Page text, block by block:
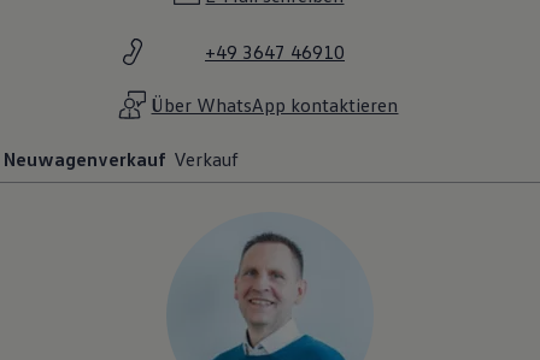
+49 3647 46910
Über WhatsApp kontaktieren
Neuwagenverkauf Verkauf